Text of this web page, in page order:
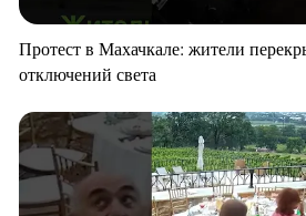
Протест в Махачкале: жители
отключений света